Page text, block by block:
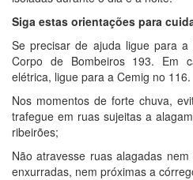
Siga estas orientações para
Se precisar de ajuda ligue para
Corpo de Bombeiros 193. Em
elétrica, ligue para a Cemig no 116.
Nos momentos de forte chuva,
trafegue em ruas sujeitas a
ribeirões;
Não atravesse ruas alagadas
enxurradas, nem próximas a